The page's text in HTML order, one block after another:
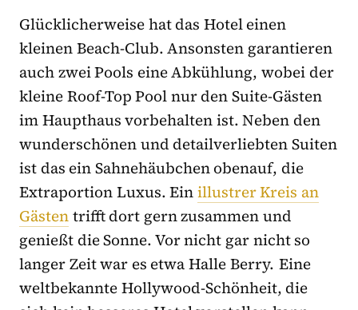
Glücklicherweise hat das Hotel einen
kleinen Beach-Club. Ansonsten garantieren
auch zwei Pools eine Abkühlung, wobei der
kleine Roof-Top Pool nur den Suite-Gästen
im Haupthaus vorbehalten ist. Neben den
wunderschönen und detailverliebten Suiten
ist das ein Sahnehäubchen obenauf, die
Extraportion Luxus. Einillustrer Kreis an
Gästentrifft dort gern zusammen und
genießt die Sonne. Vor nicht gar nicht so
langer Zeit war es etwa Halle Berry. Eine
weltbekannte Hollywood-Schönheit, die